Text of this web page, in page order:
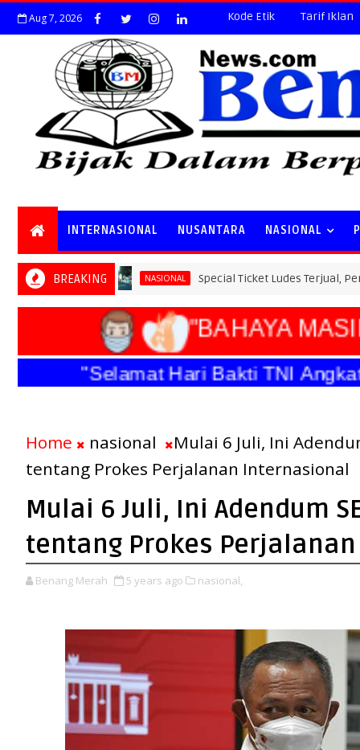
Aug 7, 2026 Kode Etik Tarif Iklan
INTERNASIONAL NUSANTARA NASIONAL
BREAKINGNASIONAL Special Ticket Ludes Terjual, Pendaftaran
"BAHAYA MASIH
"Selamat Hari Bakti TNI
Home nasional
Mulai 6 Juli, Ini
tentang Prokes Perjalanan Internasional
Mulai 6 Juli, Ini Adendum
tentang Prokes
Benang Merah 5 years ago nasional,